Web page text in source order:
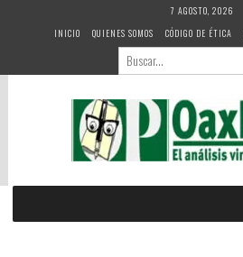
7 AGOSTO, 2026
INICIO
QUIENES SOMOS CÓDIGO DE ÉTICA